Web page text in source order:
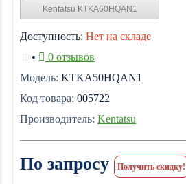
Kentatsu KTKA60HQAN1
Доступность: Нет на складе
•
0 отзывов
Модель: KTKA50HQAN1
Код товара: 005722
Производитель: Kentatsu
По запросу Получить скидку!